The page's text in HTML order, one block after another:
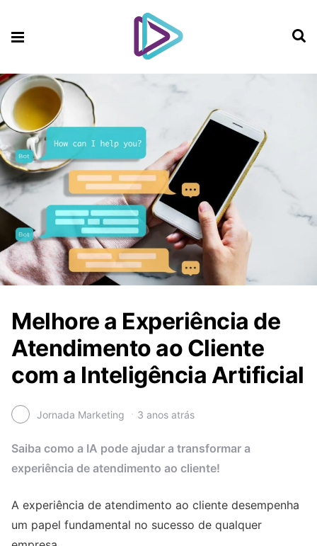
Melhore a Experiência de
Atendimento ao Cliente
com a Inteligência Artificial
Jornada Marketing 3 anos atrás
Saiba como a IA pode ajudar a transformar a
experiência de atendimento ao cliente!
A experiência de atendimento ao cliente desempenha
um papel fundamental no sucesso de qualquer